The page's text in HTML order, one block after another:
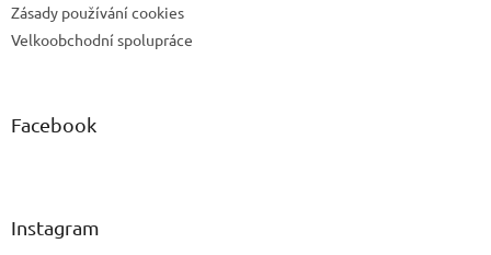
Zásady používání cookies
Velkoobchodní spolupráce
Facebook
Instagram